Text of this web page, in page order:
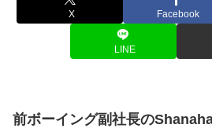
X Facebook
LINE
前ボーイング副社長の